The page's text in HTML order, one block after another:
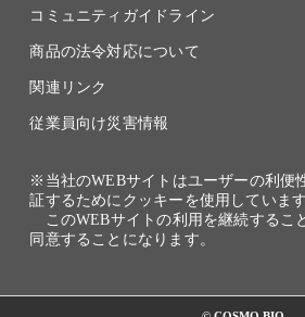
コミュニティガイドライン
商品の法令対応について
関連リンク
従業員向け災害情報
※当社のWEBサイトはユーザーの利便
証するためにクッキーを使用しています
このWEBサイトの利用を継続するこ
同意することになります。